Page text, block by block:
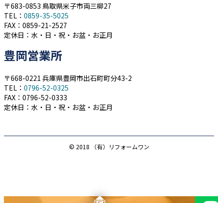
〒683-0853 鳥取県米子市両三柳27
TEL： 0859-35-5025
FAX：0859-21-2527
定休日：水・日・祝・お盆・お正月
豊岡営業所
〒668-0221 兵庫県豊岡市出石町町分43-2
TEL： 0796-52-0325
FAX：0796-52-0333
定休日：水・日・祝・お盆・お正月
© 2018 （有）リフォームワン